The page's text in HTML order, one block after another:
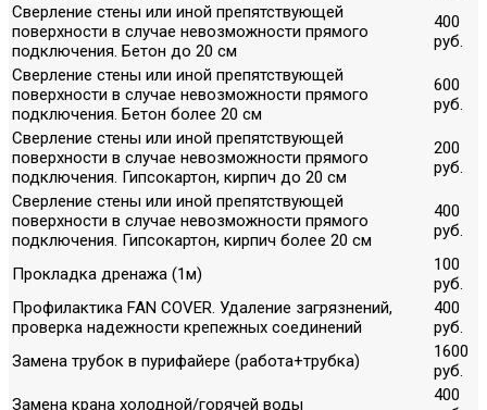
Сверление стены или иной препятствующей
поверхности в случае невозможности прямого
подключения. Бетон до 20 см
400
руб.
Сверление стены или иной препятствующей
поверхности в случае невозможности прямого
подключения. Бетон более 20 см
600
руб.
Сверление стены или иной препятствующей
поверхности в случае невозможности прямого
подключения. Гипсокартон, кирпич до 20 см
200
руб.
Сверление стены или иной препятствующей
поверхности в случае невозможности прямого
подключения. Гипсокартон, кирпич более 20 см
400
руб.
Прокладка дренажа (1м)
100
руб.
Профилактика FAN COVER. Удаление загрязнений,
проверка надежности крепежных соединений
400
руб.
Замена трубок в пурифайере (работа+трубка)
1600
руб.
Замена крана холодной/горячей воды
400